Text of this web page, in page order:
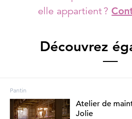
elle appartient ?
Découvrez
Pantin
Atelier de
Jolie